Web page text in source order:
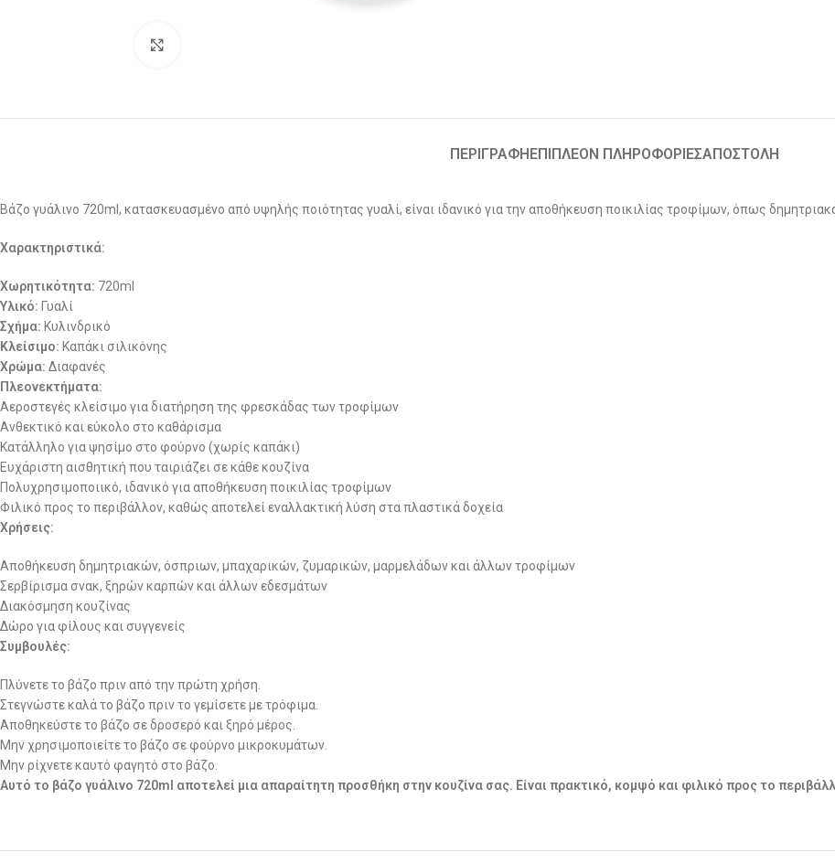
ΠΕΡΙΓΡΑΦΉΕΠΙΠΛΈΟΝ ΠΛΗΡΟΦΟΡΊΕΣΑΠΟΣΤΟΛΗ
Βάζο γυάλινο 720ml, κατασκευασμένο από υψηλής ποιότητας γυαλί, είναι ιδανικό για την αποθήκευση ποικιλίας τροφίμων, όπως
Χαρακτηριστικά:
Χωρητικότητα: 720ml
Υλικό: Γυαλί
Σχήμα: Κυλινδρικό
Κλείσιμο: Καπάκι σιλικόνης
Χρώμα: Διαφανές
Πλεονεκτήματα:
Αεροστεγές κλείσιμο για διατήρηση της φρεσκάδας των τροφίμων
Ανθεκτικό και εύκολο στο καθάρισμα
Κατάλληλο για ψησίμο στο φούρνο (χωρίς καπάκι)
Ευχάριστη αισθητική που ταιριάζει σε κάθε κουζίνα
Πολυχρησιμοποιικό, ιδανικό για αποθήκευση ποικιλίας τροφίμων
Φιλικό προς το περιβάλλον, καθώς αποτελεί εναλλακτική λύση στα πλαστικά δοχεία
Χρήσεις:
Αποθήκευση δημητριακών, όσπριων, μπαχαρικών, ζυμαρικών, μαρμελάδων και άλλων τροφίμων
Σερβίρισμα σνακ, ξηρών καρπών και άλλων εδεσμάτων
Διακόσμηση κουζίνας
Δώρο για φίλους και συγγενείς
Συμβουλές:
Πλύνετε το βάζο πριν από την πρώτη χρήση.
Στεγνώστε καλά το βάζο πριν το γεμίσετε με τρόφιμα.
Αποθηκεύστε το βάζο σε δροσερό και ξηρό μέρος.
Μην χρησιμοποιείτε το βάζο σε φούρνο μικροκυμάτων.
Μην ρίχνετε καυτό φαγητό στο βάζο.
Αυτό το βάζο γυάλινο 720ml αποτελεί μια απαραίτητη προσθήκη στην κουζίνα σας. Είναι πρακτικό, κομψό και φιλικό προς το